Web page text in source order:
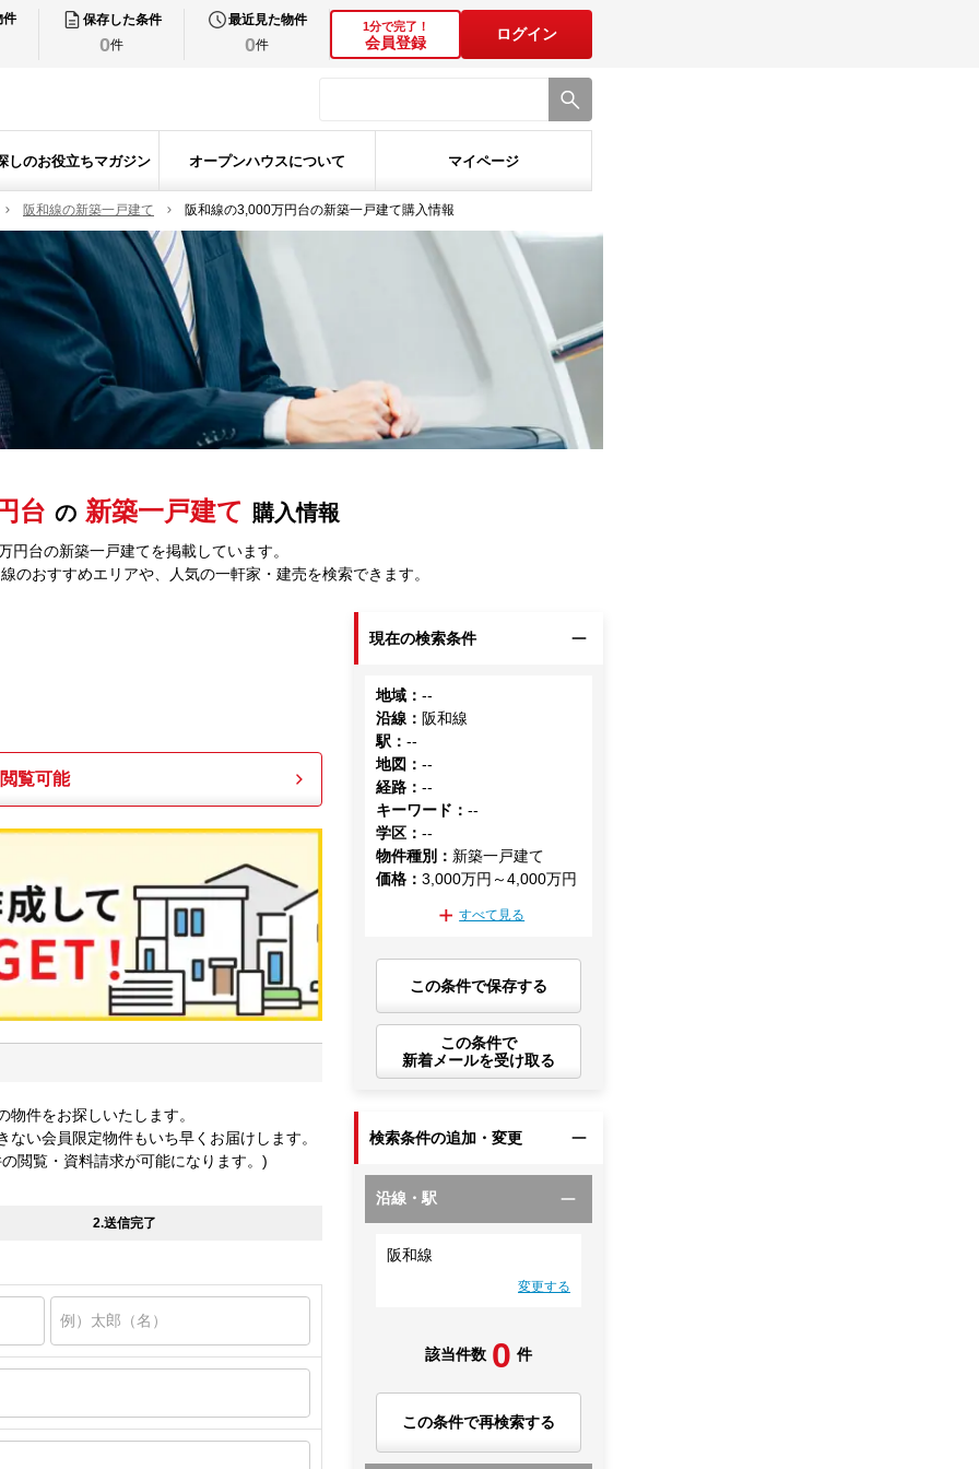
件 保存した条件
0件
最近見た物件
0件
1分で完了！
会員登録
ログイン
しのお役立ちマガジン オープンハウスについて マイページ
阪和線の新築一戸建て 阪和線の3,000万円台の新築一戸建て購入情報
台 の 新築一戸建て 購入情報
円台の新築一戸建てを掲載しています。
のおすすめエリアや、人気の一軒家・建売を検索できます。
覧可能
件をお探しいたします。
い会員限定物件もいち早くお届けします。
閲覧・資料請求が可能になります。)
2.送信完了
現在の検索条件
地域 ：--
沿線 ： 阪和線
駅 ：--
地図 ：--
経路 ：--
キーワード ：--
学区 ：--
物件種別 ： 新築一戸建て
価格 ：3,000万円～4,000万円
すべて見る
この条件で保存する
この条件で
新着メールを受け取る
検索条件の追加・変更
沿線・駅
阪和線
変更する
該当件数 0 件
この条件で再検索する